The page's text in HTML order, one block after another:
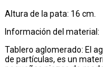
Altura de la pata: 16 cm.
Información del material:
Tablero aglomerado: El
de partículas, es un